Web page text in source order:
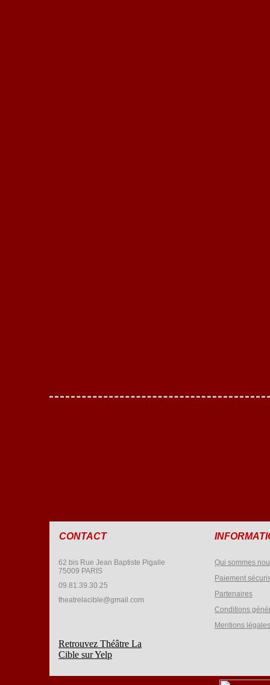
CONTACT
62 bis Rue Jean Baptiste Pigalle
75009 PARIS
09.81.39.30.25
theatrelacible@gmail.com
Retrouvez Théâtre La
Cible sur Yelp
Qui sommes
Paiement
Partenaires
Conditions
Mentions légales